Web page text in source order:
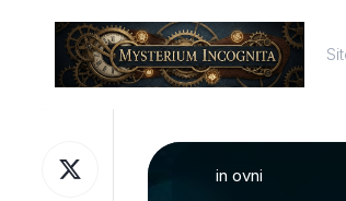
in ovni